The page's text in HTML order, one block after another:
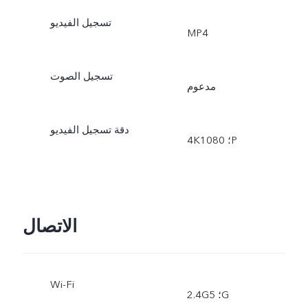
تسجيل الفيديو
MP4
تسجيل الصوت
مدعوم
دقة تسجيل الفيديو
4K؛ 1080P
الاتصال
Wi-Fi
2.4G؛ 5G